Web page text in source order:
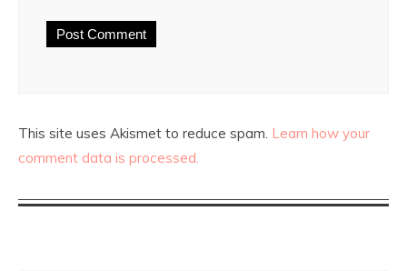
This site uses Akismet to reduce spam. Learn how your
comment data is processed.